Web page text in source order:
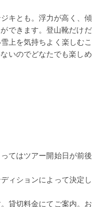
キとも。浮力が高く、傾
できます。登山靴だけだ
上を気持ちよく楽しむこ
いのでどなたでも楽しめ
てはツアー開始日が前後
ィションによって決定し
貸切料金にてご案内。お